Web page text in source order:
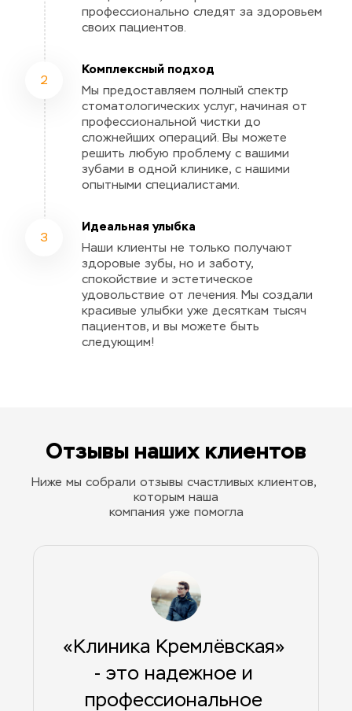
профессионально следят за здоровьем
своих пациентов.
2
Комплексный подход
Мы предоставляем полный спектр
стоматологических услуг, начиная от
профессиональной чистки до
сложнейших операций. Вы можете
решить любую проблему с вашими
зубами в одной клинике, с нашими
опытными специалистами.
3
Идеальная улыбка
Наши клиенты не только получают
здоровые зубы, но и заботу,
спокойствие и эстетическое
удовольствие от лечения. Мы создали
красивые улыбки уже десяткам тысяч
пациентов, и вы можете быть
следующим!
Отзывы наших клиентов
Ниже мы собрали отзывы счастливых клиентов,
которым наша
компания уже помогла
«Клиника Кремлёвская»
- это надежное и
профессиональное